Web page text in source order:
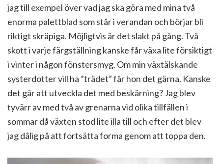
jag till exempel över vad jag ska göra med mina två
enorma palettblad som står i verandan och börjar bli
riktigt skräpiga. Möjligtvis är det slakt på gång. Två
skott i varje färgställning kanske får växa lite försiktigt
i vinter i någon fönstersmyg. Om min växtälskande
systerdotter vill ha ”trädet” får hon det gärna. Kanske
det går att utveckla det med beskärning? Jag blev
tyvärr av med två av grenarna vid olika tillfällen i
sommar då växten stod lite illa till och efter det blev
jag dålig på att fortsätta forma genom att toppa den.